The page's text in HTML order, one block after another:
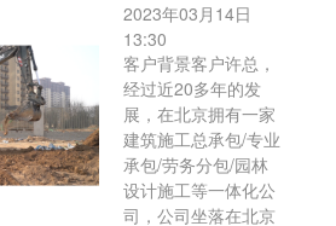
2023年03月14日
13:30
客户背景客户许总，
经过近20多年的发
展，在北京拥有一家
建筑施工总承包/专业
承包/劳务分包/园林
设计施工等一体化公
司，公司坐落在北京